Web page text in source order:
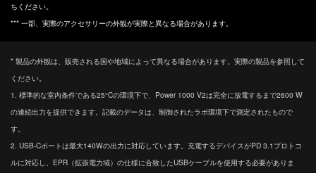
ちください。
*** 一部、実際のアクセサリーの外観が実際と異なる場合があります。
* 製品の外観は、販売される国や地域によって異なる場合があります。実際の製品を参照して
ください。
1. 標準的な室内条件である25°Cの環境下で、Power 1000 V2は完全に放電するまで2600 W
の連続出力を提供できます。記載のデータは、制御されたラボ環境下で測定されたもので
す。
2. USB-Cポートは最大140Wの出力に対応しています。充電するデバイスがPD 3.1プロトコ
ルに対応し、EPR（拡張電力域）の仕様に合致したUSBケーブルを使用する必要がありま